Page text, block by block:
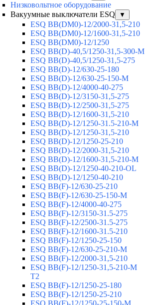
Низковольтное оборудование
Вакуумные выключатели ESQ
▼
ESQ ВВ(DM0)-12/2000-31,5-210
ESQ ВВ(DM0)-12/1600-31,5-210
ESQ ВВ(DM0)-12/1250
ESQ ВВ(D)-40,5/1250-31,5-300-М
ESQ ВВ(D)-40,5/1250-31,5-275
ESQ ВВ(D)-12/630-25-180
ESQ ВВ(D)-12/630-25-150-М
ESQ ВВ(D)-12/4000-40-275
ESQ ВВ(D)-12/3150-31,5-275
ESQ ВВ(D)-12/2500-31,5-275
ESQ ВВ(D)-12/1600-31,5-210
ESQ ВВ(D)-12/1250-31.5-210-М
ESQ ВВ(D)-12/1250-31,5-210
ESQ ВВ(D)-12/1250-25-210
ESQ BB(D)-12/2000-31,5-210
ESQ BB(D)-12/1600-31,5-210-М
ESQ BB(D)-12/1250-40-210-OL
ESQ BB(D)-12/1250-40-210
ESQ ВВ(F)-12/630-25-210
ESQ ВВ(F)-12/630-25-150-М
ESQ ВВ(F)-12/4000-40-275
ESQ ВВ(F)-12/3150-31.5-275
ESQ ВВ(F)-12/2500-31.5-275
ESQ ВВ(F)-12/1600-31.5-210
ESQ ВВ(F)-12/1250-25-150
ESQ BB(F)-12/630-25-210-М
ESQ BB(F)-12/2000-31,5-210
ESQ BB(F)-12/1250-31,5-210-М
T2
ESQ BB(F)-12/1250-25-180
ESQ ВВ(F)-12/1250-25-210